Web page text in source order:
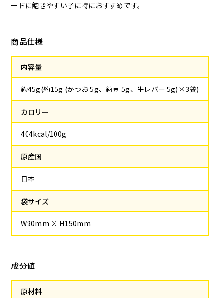
ードに飽きやすい子に特におすすめです。
商品仕様
内容量
約45g(約15g (かつお 5g、納豆 5g、牛レバー 5g)×3袋)
カロリー
404kcal/100g
原産国
日本
袋サイズ
W90mm × H150mm
成分値
原材料